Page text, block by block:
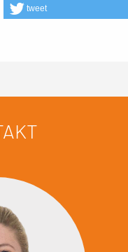
tweet